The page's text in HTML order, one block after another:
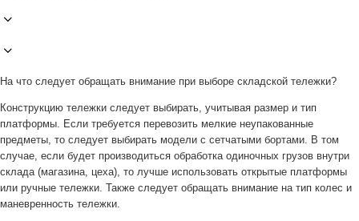
На что следует обращать внимание при выборе складской тележки?
Конструкцию тележки следует выбирать, учитывая размер и тип
платформы. Если требуется перевозить мелкие неупакованные
предметы, то следует выбирать модели с сетчатыми бортами. В том
случае, если будет производиться обработка одиночных грузов внутри
склада (магазина, цеха), то лучше использовать открытые платформы
или ручные тележки. Также следует обращать внимание на тип колес и
маневренность тележки.